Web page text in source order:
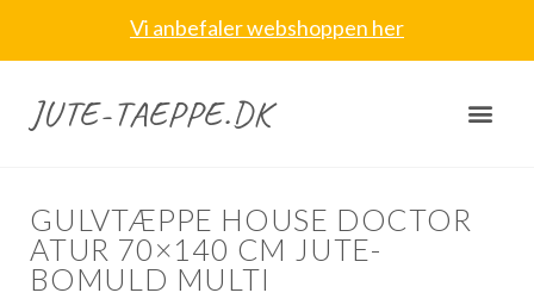
Vi anbefaler webshoppen her
JUTE-TAEPPE.DK
GULVTÆPPE HOUSE DOCTOR
ATUR 70×140 CM JUTE-
BOMULD MULTI